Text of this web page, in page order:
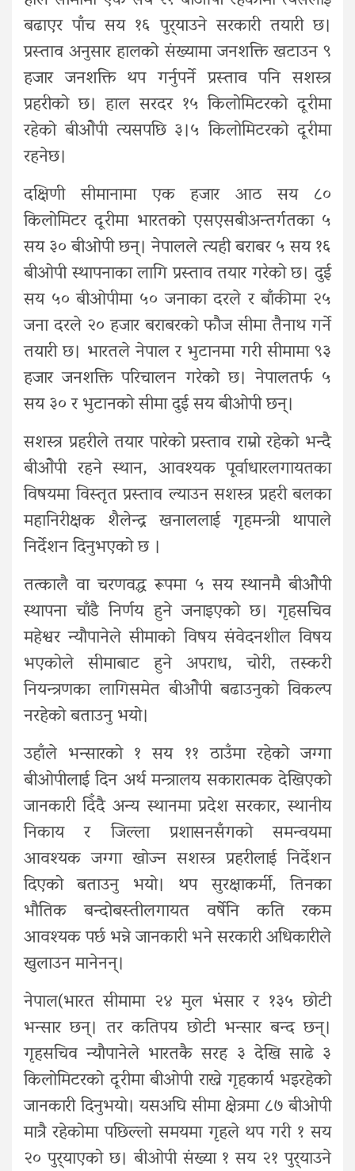
बढाएर पाँच सय १६ पुर्‍याउने सरकारी तयारी छ।
प्रस्ताव अनुसार हालको संख्यामा जनशक्ति खटाउन ९
हजार जनशक्ति थप गर्नुपर्ने प्रस्ताव पनि सशस्त्र
प्रहरीको छ। हाल सरदर १५ किलोमिटरको दूरीमा
रहेको बीओेपी त्यसपछि ३।५ किलोमिटरको दूरीमा
रहनेछ।
दक्षिणी सीमानामा एक हजार आठ सय ८०
किलोमिटर दूरीमा भारतको एसएसबीअन्तर्गतका ५
सय ३० बीओपी छन्। नेपालले त्यही बराबर ५ सय १६
बीओपी स्थापनाका लागि प्रस्ताव तयार गरेको छ। दुई
सय ५० बीओपीमा ५० जनाका दरले र बाँकीमा २५
जना दरले २० हजार बराबरको फौज सीमा तैनाथ गर्ने
तयारी छ। भारतले नेपाल र भुटानमा गरी सीमामा ९३
हजार जनशक्ति परिचालन गरेको छ। नेपालतर्फ ५
सय ३० र भुटानको सीमा दुई सय बीओपी छन्।
सशस्त्र प्रहरीले तयार पारेको प्रस्ताव राम्रो रहेको भन्दै
बीओेपी रहने स्थान, आवश्यक पूर्वाधारलगायतका
विषयमा विस्तृत प्रस्ताव ल्याउन सशस्त्र प्रहरी बलका
महानिरीक्षक शैलेन्द्र खनाललाई गृहमन्त्री थापाले
निर्देशन दिनुभएको छ ।
तत्कालै वा चरणवद्ध रूपमा ५ सय स्थानमै बीओेपी
स्थापना चाँडै निर्णय हुने जनाइएको छ। गृहसचिव
महेश्वर न्यौपानेले सीमाको विषय संवेदनशील विषय
भएकोले सीमाबाट हुने अपराध, चोरी, तस्करी
नियन्त्रणका लागिसमेत बीओेपी बढाउनुको विकल्प
नरहेको बताउनु भयो।
उहाँले भन्सारको १ सय ११ ठाउँमा रहेको जग्गा
बीओपीलाई दिन अर्थ मन्त्रालय सकारात्मक देखिएको
जानकारी दिँदै अन्य स्थानमा प्रदेश सरकार, स्थानीय
निकाय र जिल्ला प्रशासनसँगको समन्वयमा
आवश्यक जग्गा खोज्न सशस्त्र प्रहरीलाई निर्देशन
दिएको बताउनु भयो। थप सुरक्षाकर्मी, तिनका
भौतिक बन्दोबस्तीलगायत वर्षेनि कति रकम
आवश्यक पर्छ भन्ने जानकारी भने सरकारी अधिकारीले
खुलाउन मानेनन्।
नेपाल(भारत सीमामा २४ मुल भंसार र १३५ छोटी
भन्सार छन्। तर कतिपय छोटी भन्सार बन्द छन्।
गृहसचिव न्यौपानेले भारतकै सरह ३ देखि साढे ३
किलोमिटरको दूरीमा बीओपी राख्ने गृहकार्य भइरहेको
जानकारी दिनुभयो। यसअघि सीमा क्षेत्रमा ८७ बीओपी
मात्रै रहेकोमा पछिल्लो‌ समयमा गृहले थप गरी १ सय
२० पु‍र्‍याएको छ। बीओपी संख्या १ सय २१ पुर्‍याउने